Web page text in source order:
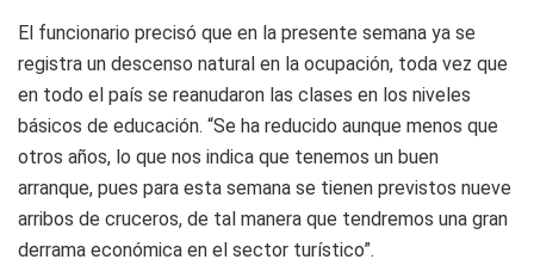
El funcionario precisó que en la presente semana ya se
registra un descenso natural en la ocupación, toda vez que
en todo el país se reanudaron las clases en los niveles
básicos de educación. “Se ha reducido aunque menos que
otros años, lo que nos indica que tenemos un buen
arranque, pues para esta semana se tienen previstos nueve
arribos de cruceros, de tal manera que tendremos una gran
derrama económica en el sector turístico”.